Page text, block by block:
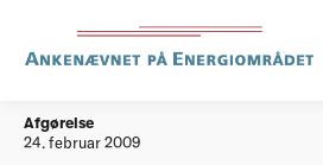
Afgørelser 20090224
Afgørelse
24. februar 2009